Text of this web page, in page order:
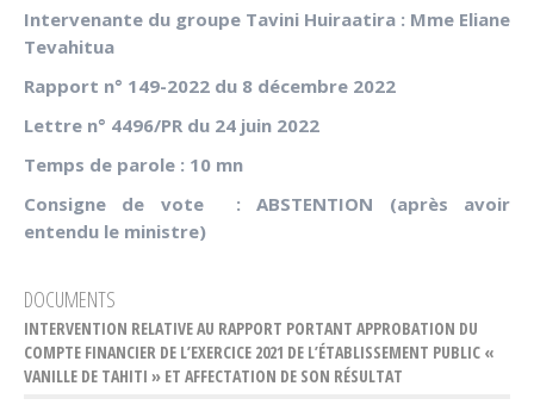
Intervenante du groupe Tavini Huiraatira : Mme Eliane
Tevahitua
Rapport n° 149-2022 du 8 décembre 2022
Lettre n° 4496/PR du 24 juin 2022
Temps de parole : 10 mn
Consigne de vote : ABSTENTION (après avoir
entendu le ministre)
DOCUMENTS
INTERVENTION RELATIVE AU RAPPORT PORTANT APPROBATION DU
COMPTE FINANCIER DE L’EXERCICE 2021 DE L’ÉTABLISSEMENT PUBLIC «
VANILLE DE TAHITI » ET AFFECTATION DE SON RÉSULTAT